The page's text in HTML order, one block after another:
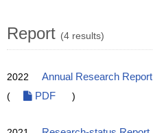
Report (4 results)
2022 Annual Research Report
(
PDF )